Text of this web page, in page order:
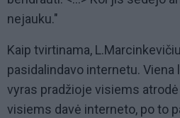
nejauku."
Kaip tvirtinama,
pasidalindavo internetu. Viena
vyras pradžioje visiems atrodė
visiems davė interneto, po to